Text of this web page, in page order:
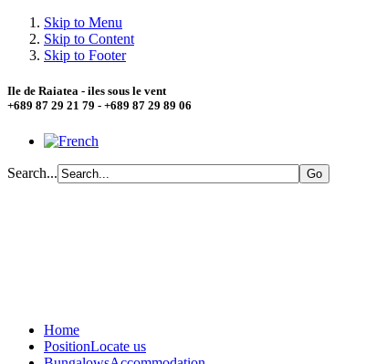
Skip to Menu
Skip to Content
Skip to Footer
Ile de Raiatea - iles sous le vent
+689 87 29 21 79 - +689 87 29 89 06
Search...
Home
PositionLocate us